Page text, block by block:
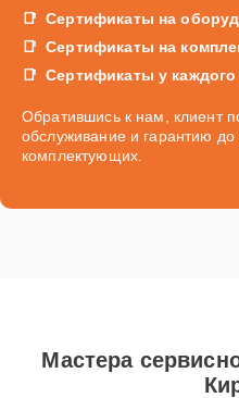
Сертификаты на
Сертификаты на
Сертификаты у каждого
Обратившись к нам, клиент
обслуживание и гарантию
комплектующих.
Мастера